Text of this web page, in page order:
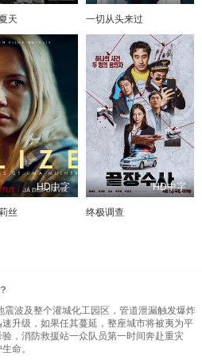
天 一切从头来过
HD中字
丝
HD中字
终极调查
震波及整个灌城化工园区，管道泄漏触发爆炸
升级，如果任其蔓延，整座城市将被夷为平
，消防救援站一众队员第一时间奔赴重灾
命。